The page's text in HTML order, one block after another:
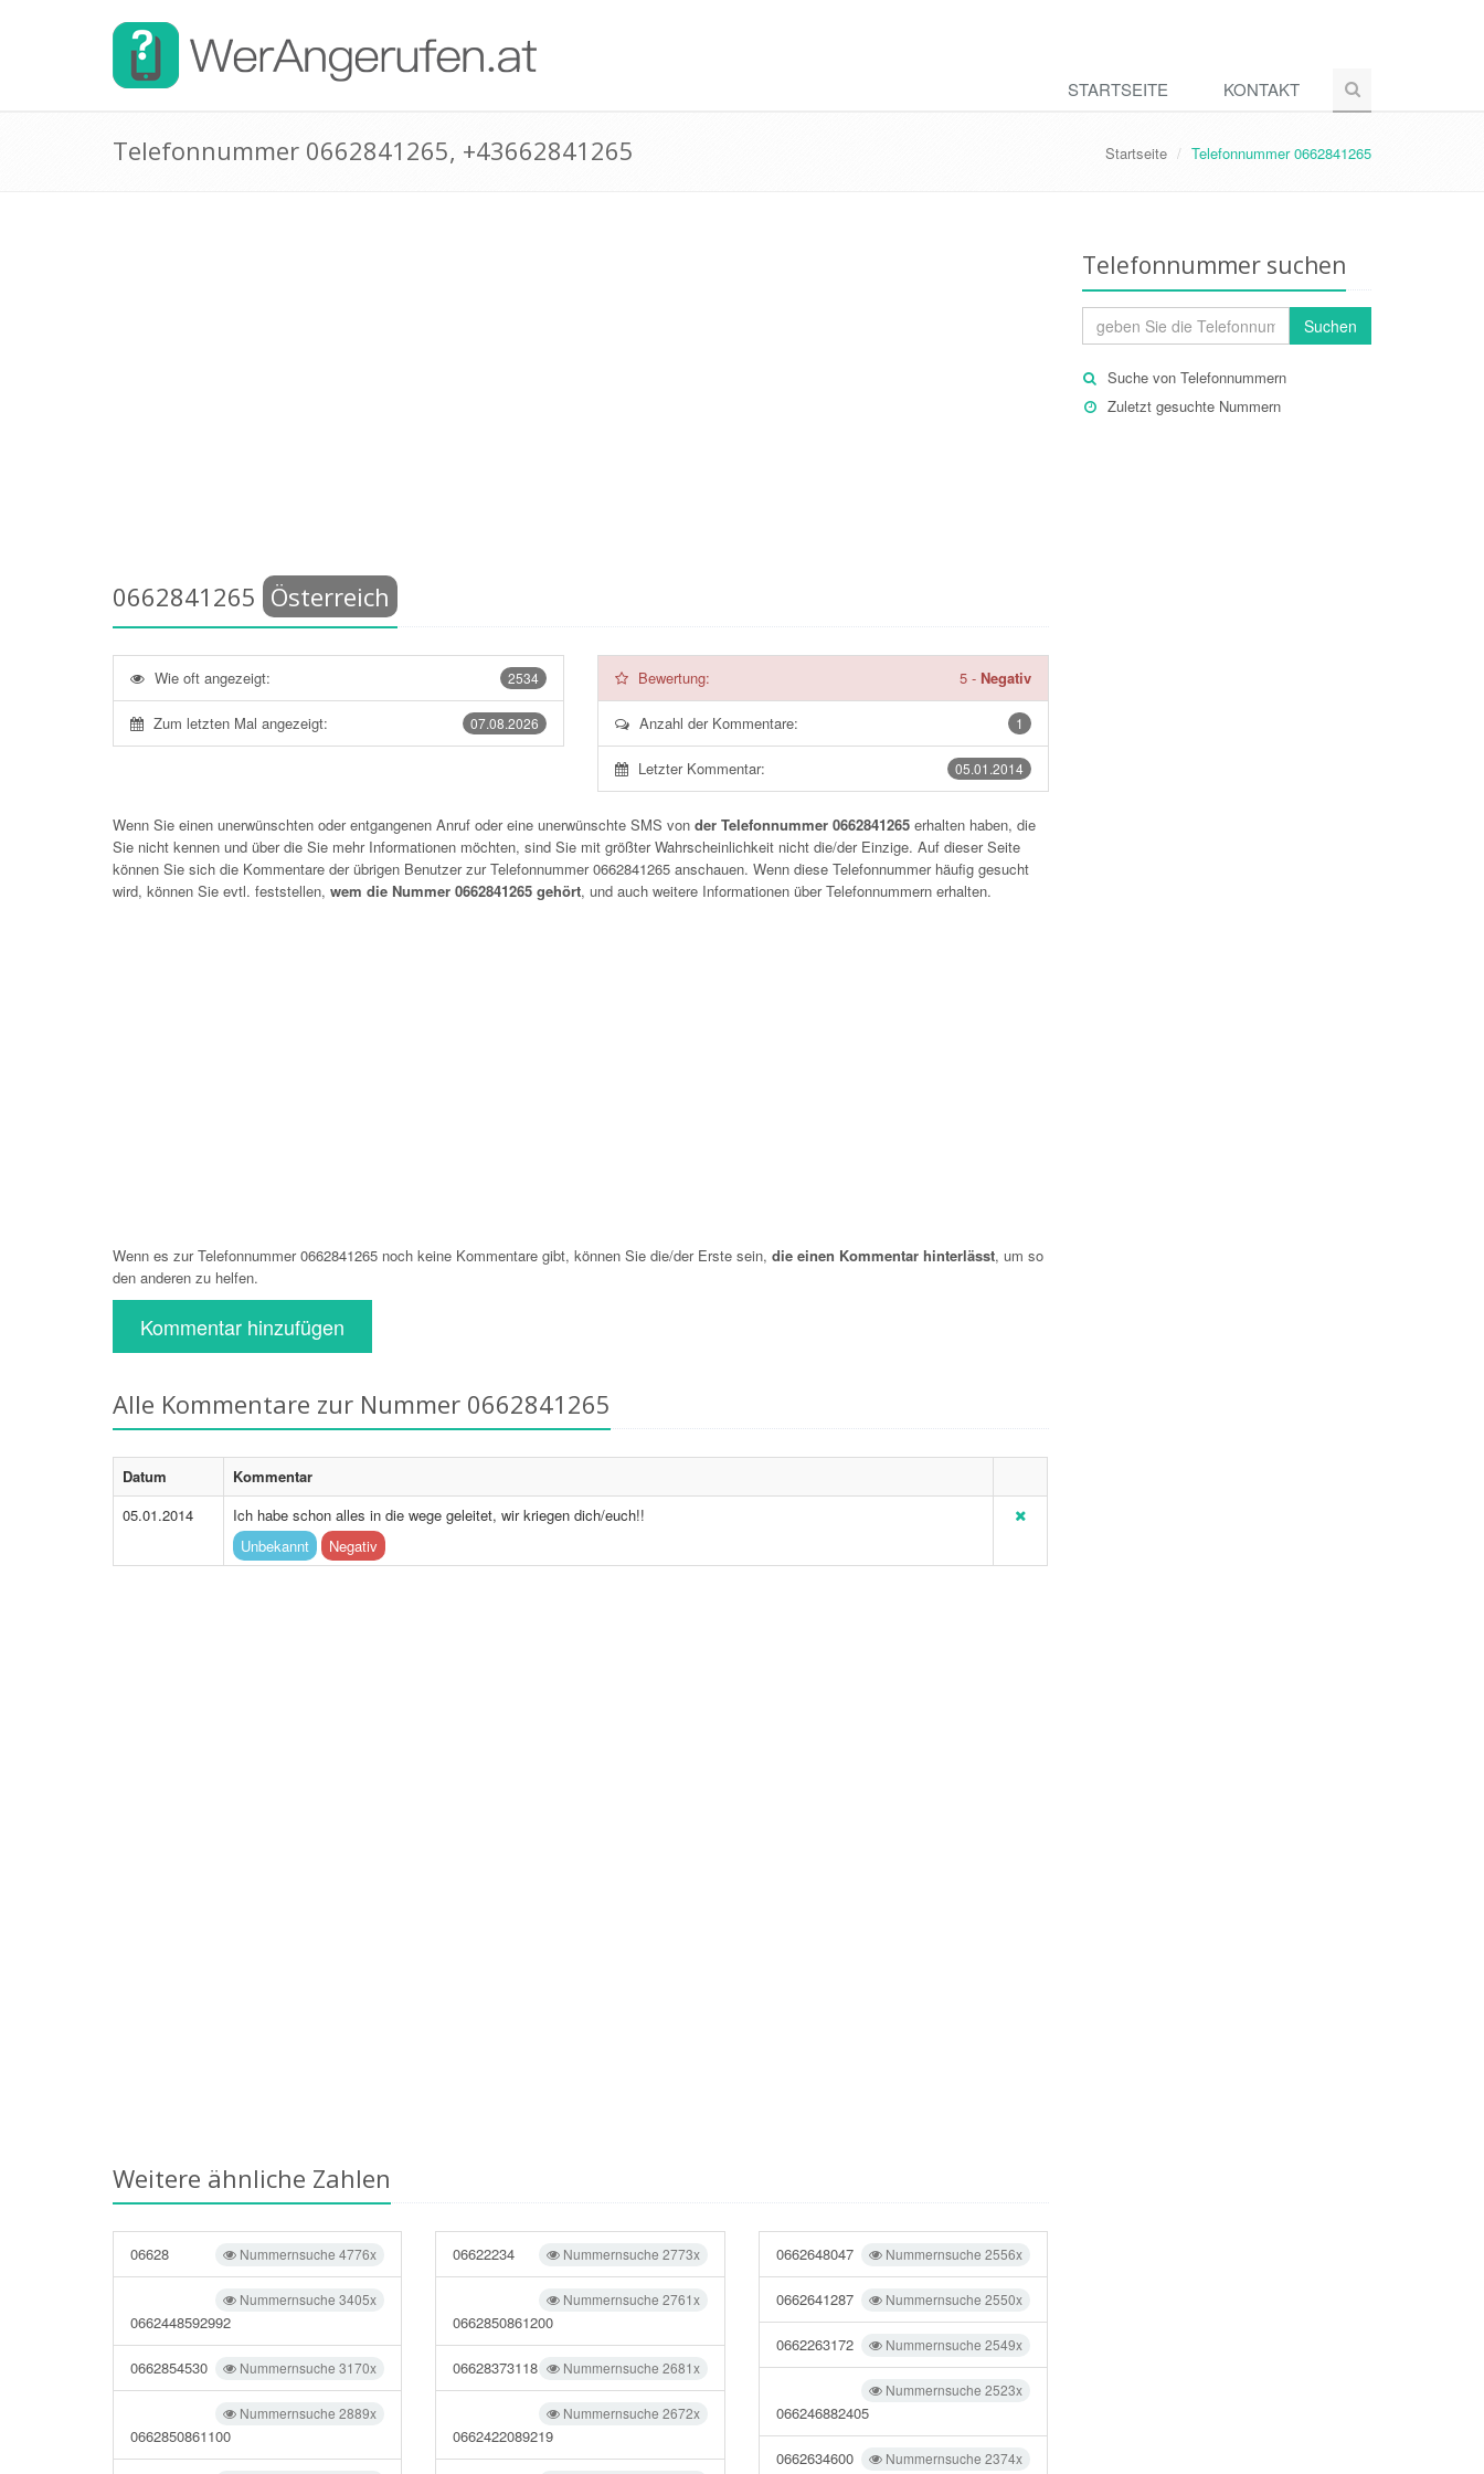
STARTSEITE KONTAKT
Telefonnummer 0662841265, +43662841265 Startseite Telefonnummer 0662841265
0662841265 Österreich
2534
Wie oft angezeigt:
07.08.2026
Zum letzten Mal angezeigt:
Bewertung: 5- Negativ
1
Anzahl der Kommentare:
05.01.2014
Letzter Kommentar:
Wenn Sie einen unerwünschten oder entgangenen Anruf oder eine unerwünschte SMS von der Telefonnummer 0662841265 erhalten haben, die
Sie nicht kennen und über die Sie mehr Informationen möchten, sind Sie mit größter Wahrscheinlichkeit nicht die/der Einzige. Auf dieser Seite
können Sie sich die Kommentare der übrigen Benutzer zur Telefonnummer0662841265 anschauen. Wenn diese Telefonnummer häufig gesucht
wird, können Sie evtl. feststellen, wem die Nummer 0662841265 gehört, und auch weitere Informationen über Telefonnummern erhalten.
Wenn es zur Telefonnummer 0662841265 noch keine Kommentare gibt, können Sie die/der Erste sein, die einen Kommentar hinterlässt, um so
den anderen zu helfen.
Kommentar hinzufügen
Alle Kommentare zur Nummer 0662841265
Datum
Kommentar
05.01.2014
Ich habe schon alles in die wege geleitet, wir kriegen dich/euch!!
Unbekannt
Negativ
Weitere ähnliche Zahlen
Nummernsuche 4776x
06628
Nummernsuche 3405x
0662448592992
Nummernsuche 3170x
0662854530
Nummernsuche 2889x
0662850861100
Nummernsuche 2773x
06622234
Nummernsuche 2761x
0662850861200
Nummernsuche 2681x
06628373118
Nummernsuche 2672x
0662422089219
Nummernsuche 2556x
0662648047
Nummernsuche 2550x
0662641287
Nummernsuche 2549x
0662263172
Nummernsuche 2523x
066246882405
Nummernsuche 2374x
0662634600
Telefonnummer suchen
Suchen
Suche von Telefonnummern
Zuletzt gesuchte Nummern